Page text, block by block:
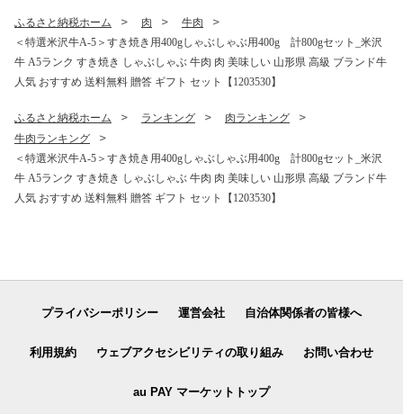
ふるさと納税ホーム 肉
牛肉
＜特選米沢牛A-5＞すき焼き用400gしゃぶしゃぶ用400g 計800gセット_米沢
牛 A5ランク すき焼き しゃぶしゃぶ 牛肉 肉 美味しい 山形県 高級 ブランド牛
人気 おすすめ 送料無料 贈答 ギフト セット【1203530】
ふるさと納税ホーム ランキング
肉ランキング
牛肉ランキング
＜特選米沢牛A-5＞すき焼き用400gしゃぶしゃぶ用400g 計800gセット_米沢
牛 A5ランク すき焼き しゃぶしゃぶ 牛肉 肉 美味しい 山形県 高級 ブランド牛
人気 おすすめ 送料無料 贈答 ギフト セット【1203530】
プライバシーポリシー 運営会社 自治体関係者の皆様へ
利用規約 ウェブアクセシビリティの取り組み お問い合わせ
au PAY マーケットトップ